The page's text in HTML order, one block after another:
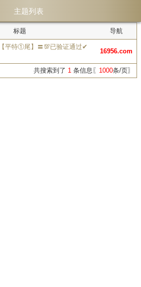
主题列表
标题 导航
平特①尾】〓💯已验证通过✔
16956.com
共搜索到了 1 条信息〖 1000条/页〗